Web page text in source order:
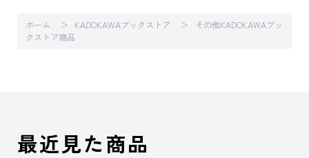
ホーム KADOKAWAブックストア
その他KADOKAWAブッ
クストア商品
最近見た商品